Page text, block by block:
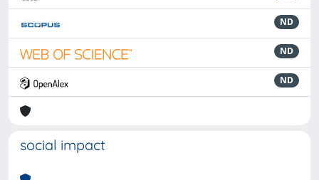
ND
ND
ND
social impact